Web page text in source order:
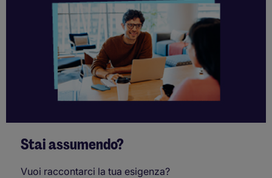
Stai assumendo?
Vuoi raccontarci la tua esigenza?